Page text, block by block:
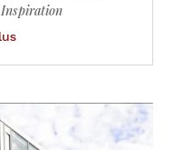
Inspiration